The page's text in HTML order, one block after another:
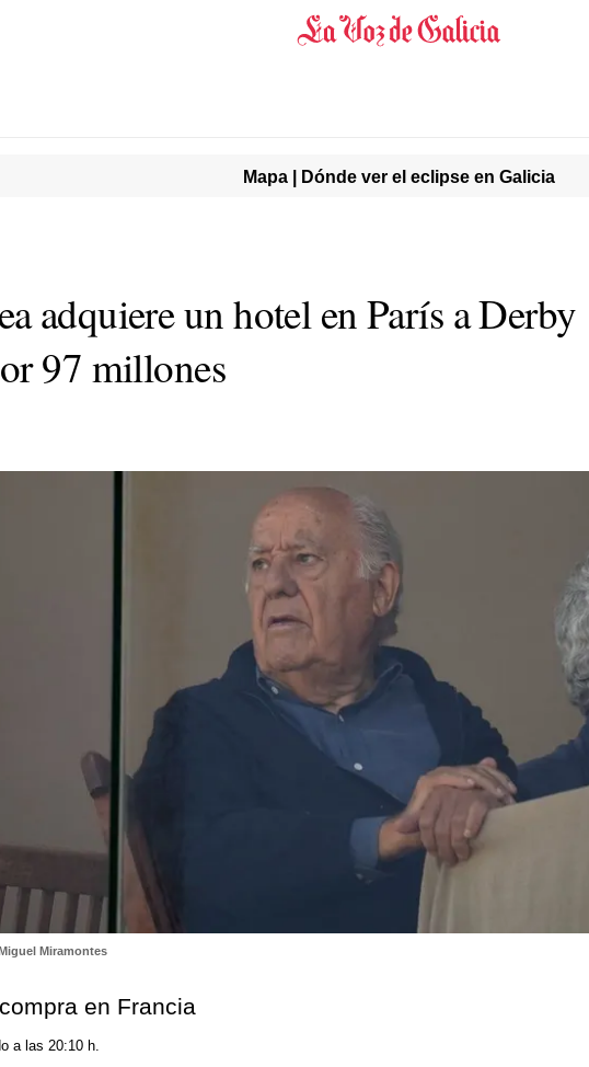
Mapa | Dónde ver el eclipse en Galicia
adquiere un hotel en París a Derby
97 millones
Miramontes
en Francia
a las 20:10 h.